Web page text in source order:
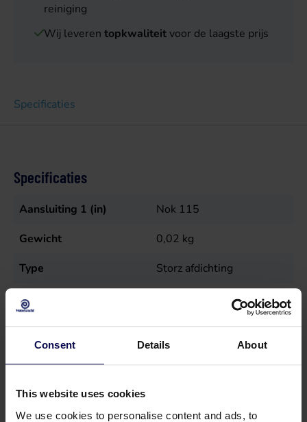
Consent Details About
This website uses cookies
We use cookies to personalise content and ads, to
reiniging
Wij leveren topkwaliteit voor de laagste prijs
Specificaties
Specificaties
Aansluiting 1 (in)
Nok 115
Gewicht
0,02 kg
Type
Storz afdichting
Verkoopeenheid